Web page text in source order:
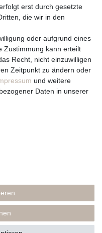
erst durch gesetzte
die wir in den
oder aufgrund eines
Zustimmung kann erteilt
Recht, nicht einzuwilligen
Zeitpunkt zu ändern oder
und weitere
Daten in unserer